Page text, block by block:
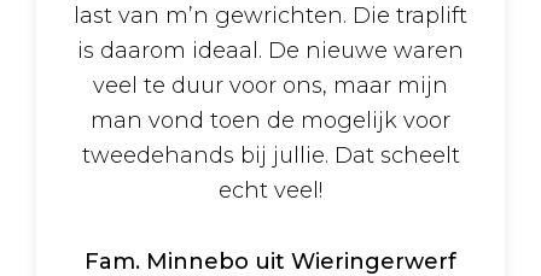
last van m’n gewrichten. Die traplift
is daarom ideaal. De nieuwe waren
veel te duur voor ons, maar mijn
man vond toen de mogelijk voor
tweedehands bij jullie. Dat scheelt
echt veel!
Fam. Minnebo uit Wieringerwerf